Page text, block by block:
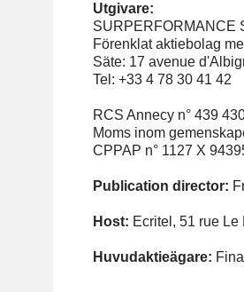
Utgivare:
SURPERFORMANCE
Förenklat aktiebolag
Säte: 17 avenue
Tel: +33 4 78 30 41 42
RCS Annecy n° 439
Moms inom
CPPAP n° 1127 X
Publication director:
Host: Ecritel, 51 rue
Huvudaktieägare: